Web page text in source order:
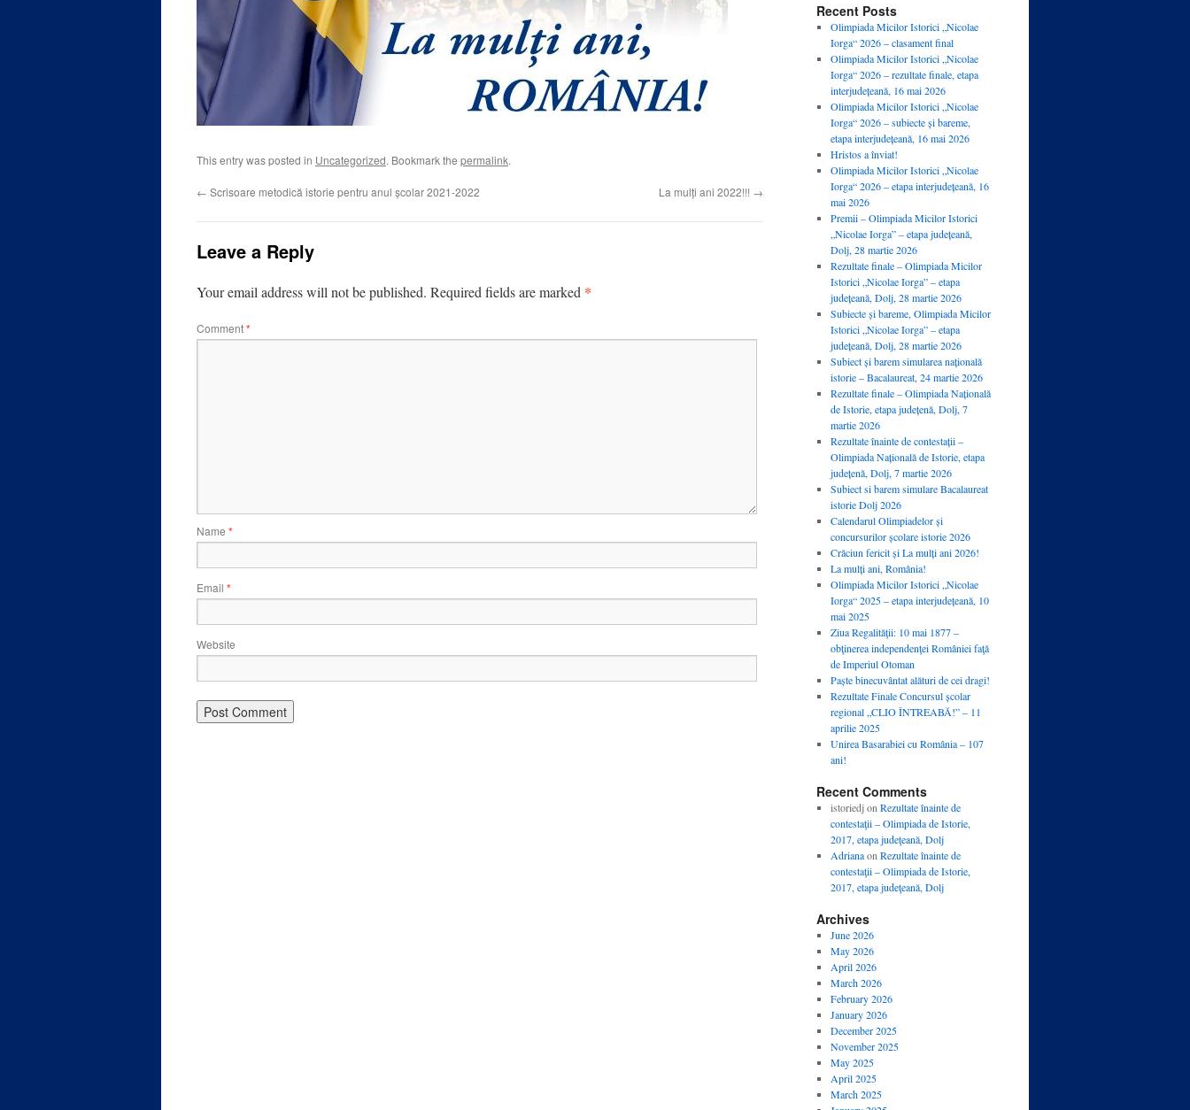
This entry was posted in Uncategorized. Bookmark the permalink.
← Scrisoare metodică istorie pentru anul școlar 2021-2022 La mulți ani 2022!!! →
Leave a Reply
Your email address will not be published. Required fields are marked *
Comment*
Name *
Email *
Website
Recent Posts
Olimpiada Micilor Istorici „Nicolae
Iorga“ 2026 – clasament final
Olimpiada Micilor Istorici „Nicolae
Iorga“ 2026 – rezultate finale, etapa
interjudețeană, 16 mai 2026
Olimpiada Micilor Istorici „Nicolae
Iorga“ 2026 – subiecte și bareme,
etapa interjudețeană, 16 mai 2026
Hristos a înviat!
Olimpiada Micilor Istorici „Nicolae
Iorga“ 2026 – etapa interjudețeană, 16
mai 2026
Premii – Olimpiada Micilor Istorici
„Nicolae Iorga” – etapa județeană,
Dolj, 28 martie 2026
Rezultate finale – Olimpiada Micilor
Istorici „Nicolae Iorga” – etapa
județeană, Dolj, 28 martie 2026
Subiecte și bareme, Olimpiada Micilor
Istorici „Nicolae Iorga” – etapa
județeană, Dolj, 28 martie 2026
Subiect și barem simularea națională
istorie – Bacalaureat, 24 martie 2026
Rezultate finale – Olimpiada Națională
de Istorie, etapa județenă, Dolj, 7
martie 2026
Rezultate înainte de contestații –
Olimpiada Națională de Istorie, etapa
județenă, Dolj, 7 martie 2026
Subiect si barem simulare Bacalaureat
istorie Dolj 2026
Calendarul Olimpiadelor și
concursurilor școlare istorie 2026
Crăciun fericit și La mulți ani 2026!
La mulți ani, România!
Olimpiada Micilor Istorici „Nicolae
Iorga“ 2025 – etapa interjudețeană, 10
mai 2025
Ziua Regalităţii: 10 mai 1877 –
obţinerea independenţei României faţă
de Imperiul Otoman
Paște binecuvântat alături de cei dragi!
Rezultate Finale Concursul școlar
regional „CLIO ÎNTREABĂ!” – 11
aprilie 2025
Unirea Basarabiei cu România – 107
ani!
Recent Comments
istoriedjon Rezultate înainte de
contestaţii – Olimpiada de Istorie,
2017, etapa judeţeană, Dolj
Adrianaon Rezultate înainte de
contestaţii – Olimpiada de Istorie,
2017, etapa judeţeană, Dolj
Archives
June 2026
May 2026
April 2026
March 2026
February 2026
January 2026
December 2025
November 2025
May 2025
April 2025
March 2025